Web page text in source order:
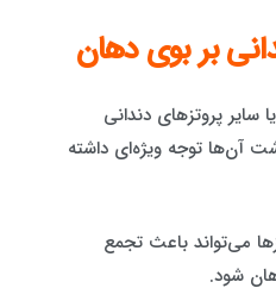
بر بوی دهان
سایر پروتزهای دندانی
آن‌ها توجه ویژه‌ای داشته
می‌تواند باعث تجمع
شود.